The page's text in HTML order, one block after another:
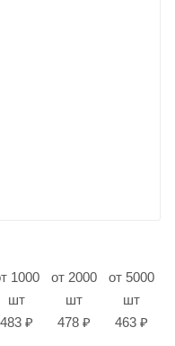
1000
шт
483 ₽
от 2000
шт
478 ₽
от 5000
шт
463 ₽